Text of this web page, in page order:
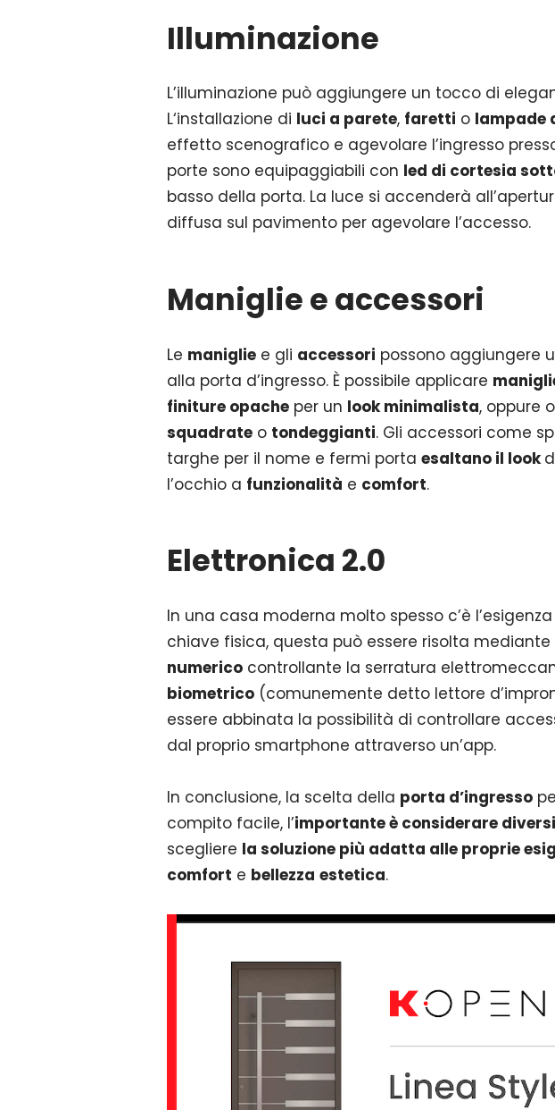
Illuminazione
L’illuminazione può aggiungere un tocco di
L‘installazione di luci a parete, faretti o lampade
effetto scenografico e agevolare l’ingresso
porte sono equipaggiabili con led di cortesia
basso della porta. La luce si accenderà
diffusa sul pavimento per agevolare l’accesso.
Maniglie e accessori
Le maniglie e gli accessori possono aggiungere
alla porta d’ingresso. È possibile applicare
finiture opache per un look minimalista, oppure
squadrate o tondeggianti. Gli accessori come
targhe per il nome e fermi porta esaltano il look
l’occhio a funzionalità e comfort.
Elettronica 2.0
In una casa moderna molto spesso c’è
chiave fisica, questa può essere risolta mediante
numerico controllante la serratura
biometrico (comunemente detto lettore
essere abbinata la possibilità di controllare
dal proprio smartphone attraverso un’app.
In conclusione, la scelta della porta d’ingresso
compito facile, l’importante è considerare
scegliere la soluzione più adatta alle proprie
comfort e bellezza estetica.